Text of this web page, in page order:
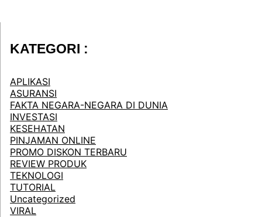
KATEGORI :
APLIKASI
ASURANSI
FAKTA NEGARA-NEGARA DI DUNIA
INVESTASI
KESEHATAN
PINJAMAN ONLINE
PROMO DISKON TERBARU
REVIEW PRODUK
TEKNOLOGI
TUTORIAL
Uncategorized
VIRAL